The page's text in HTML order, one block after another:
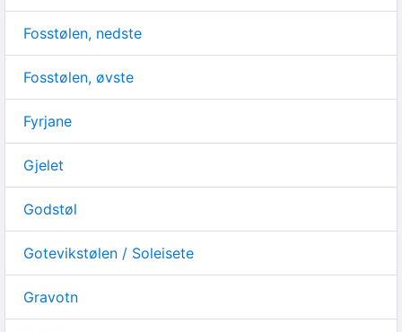
Fosstølen, nedste
Fosstølen, øvste
Fyrjane
Gjelet
Godstøl
Gotevikstølen / Soleisete
Gravotn